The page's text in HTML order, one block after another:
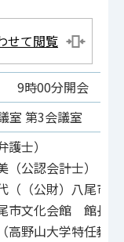
せて閲覧
9時00分開会 12
室 第3会議室
士）
認会計士）
公財）八尾市文
文化会館 館長）
山大学特任教授